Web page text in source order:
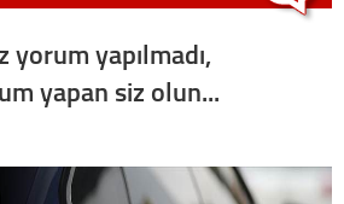
yorum yapılmadı,
yapan siz olun...